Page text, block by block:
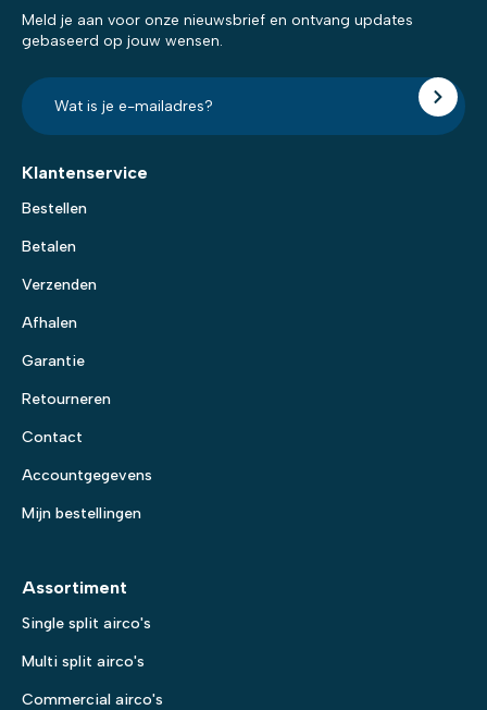
Meld je aan voor onze nieuwsbrief en ontvang updates
gebaseerd op jouw wensen.
E-
mailadres?
*
Klantenservice
Bestellen
Betalen
Verzenden
Afhalen
Garantie
Retourneren
Contact
Accountgegevens
Mijn bestellingen
Assortiment
Single split airco's
Multi split airco's
Commercial airco's